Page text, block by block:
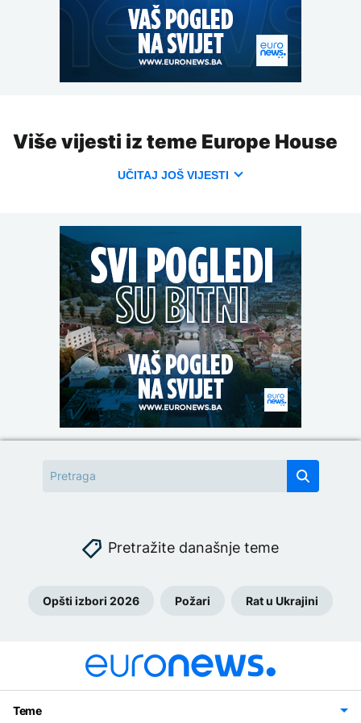
Više vijesti iz teme Europe House
UČITAJ JOŠ VIJESTI
Pretražite današnje teme
Opšti izbori 2026 Požari Rat u Ukrajini
Teme